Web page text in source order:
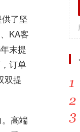
了坚
KA客
末提
订单
双提
高端